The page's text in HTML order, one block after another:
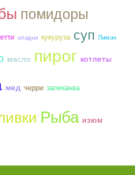
помидоры
оладьи кукуруза суп Лимон
масло пирог котлеты
мед черри запеканка
Рыба изюм